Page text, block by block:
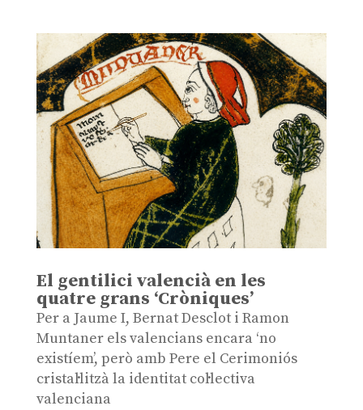
El gentilici valencià en les
quatre grans ‘Cròniques’
Per a Jaume I, Bernat Desclot i Ramon
Muntaner els valencians encara ‘no
existíem’, però amb Pere el Cerimoniós
cristal·litzà la identitat col·lectiva
valenciana